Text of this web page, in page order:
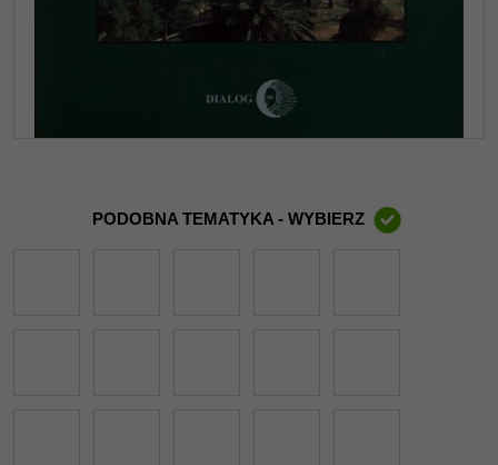
PODOBNA TEMATYKA - WYBIERZ